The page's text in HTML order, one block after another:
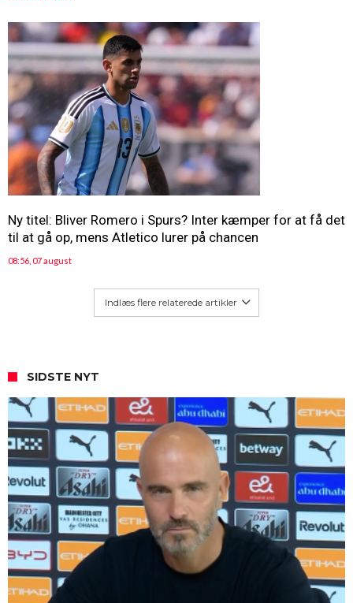
Ny titel: Bliver Romero i Spurs? Inter kæmper for at få det
til at gå op, mens Atletico lurer på chancen
08:56, 07 august
Indlæs flere relaterede artikler
SIDSTE NYT